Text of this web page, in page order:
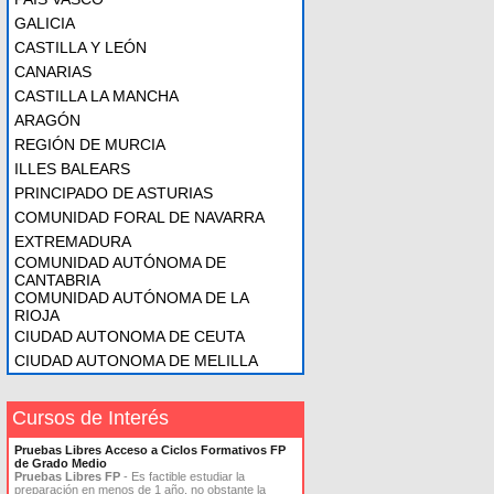
GALICIA
CASTILLA Y LEÓN
CANARIAS
CASTILLA LA MANCHA
ARAGÓN
REGIÓN DE MURCIA
ILLES BALEARS
PRINCIPADO DE ASTURIAS
COMUNIDAD FORAL DE NAVARRA
EXTREMADURA
COMUNIDAD AUTÓNOMA DE
CANTABRIA
COMUNIDAD AUTÓNOMA DE LA
RIOJA
CIUDAD AUTONOMA DE CEUTA
CIUDAD AUTONOMA DE MELILLA
Cursos de Interés
Pruebas Libres Acceso a Ciclos Formativos FP
de Grado Medio
Pruebas Libres FP - Es factible estudiar la
preparación en menos de 1 año, no obstante la